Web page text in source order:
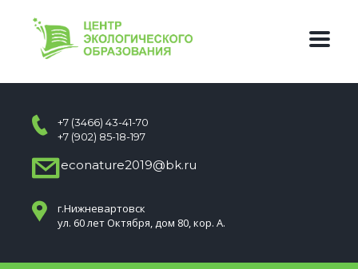
+7 (3466) 43-41-70
+7 (902) 85-18-197
econature2019@bk.ru
г.Нижневартовск
ул. 60 лет Октября, дом 80, кор. А.